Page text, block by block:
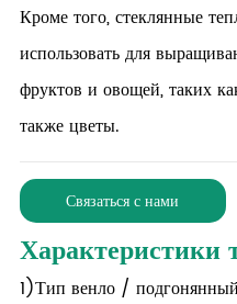
Кроме того, стеклянные
использовать для
фруктов и овощей, таких
также цветы.
Связаться с нами
Характеристики
1)Тип венло / подгонянный